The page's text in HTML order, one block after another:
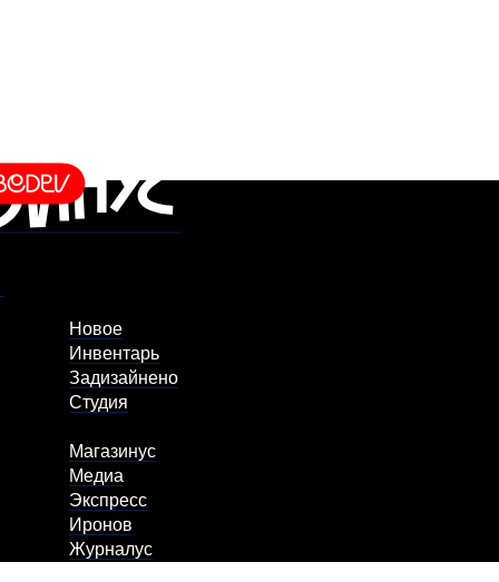
Новое
Инвентарь
Задизайнено
Студия
Магазинус
Медиа
Экспресс
Иронов
Журналус